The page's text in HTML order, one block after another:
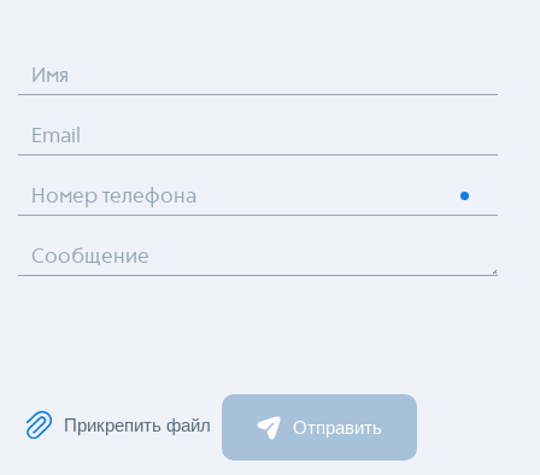
Имя
Email
Номер телефона
Сообщение
Прикрепить файл Отправить